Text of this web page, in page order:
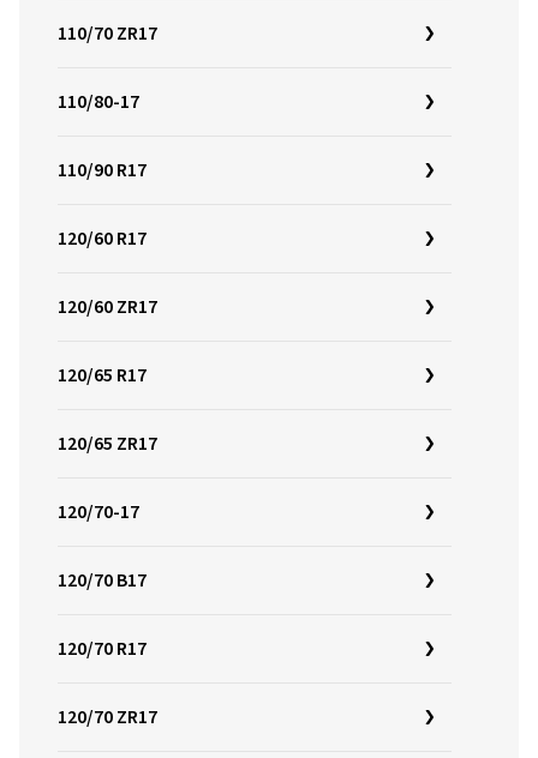
110/70 ZR17
110/80-17
110/90 R17
120/60 R17
120/60 ZR17
120/65 R17
120/65 ZR17
120/70-17
120/70 B17
120/70 R17
120/70 ZR17